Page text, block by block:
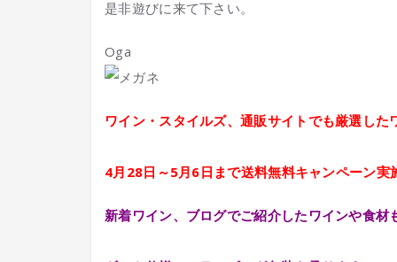
是非遊びに来て下さい。
Oga
ワイン・スタイルズ、通販サイトでも厳選した
4月28日～5月6日まで送料無料キャンペーン実
新着ワイン、ブログでご紹介したワインや食材